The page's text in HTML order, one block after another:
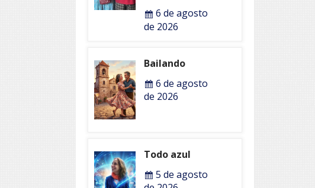
6 de agosto
de 2026
Bailando
6 de agosto
de 2026
Todo azul
5 de agosto